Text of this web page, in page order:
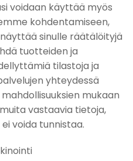
voidaan käyttää myös
kohdentamiseen,
sinulle räätälöityjä
tuotteiden ja
tilastoja ja
yhteydessä
mukaan
vastaavia tietoja,
voida tunnistaa.